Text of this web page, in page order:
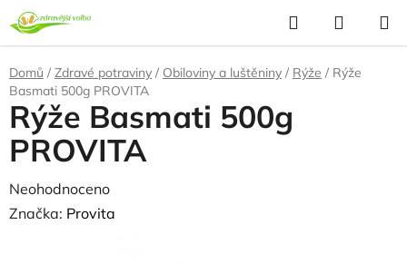
Přejít
na
obsah
Hledat
KOŠÍK
Domů / Zdravé potraviny / Obiloviny a luštěniny / Rýže / Rýže
Basmati 500g PROVITA
Rýže Basmati 500g
PROVITA
Průměrné
hodnocení
Neohodnoceno
Značka: Provita